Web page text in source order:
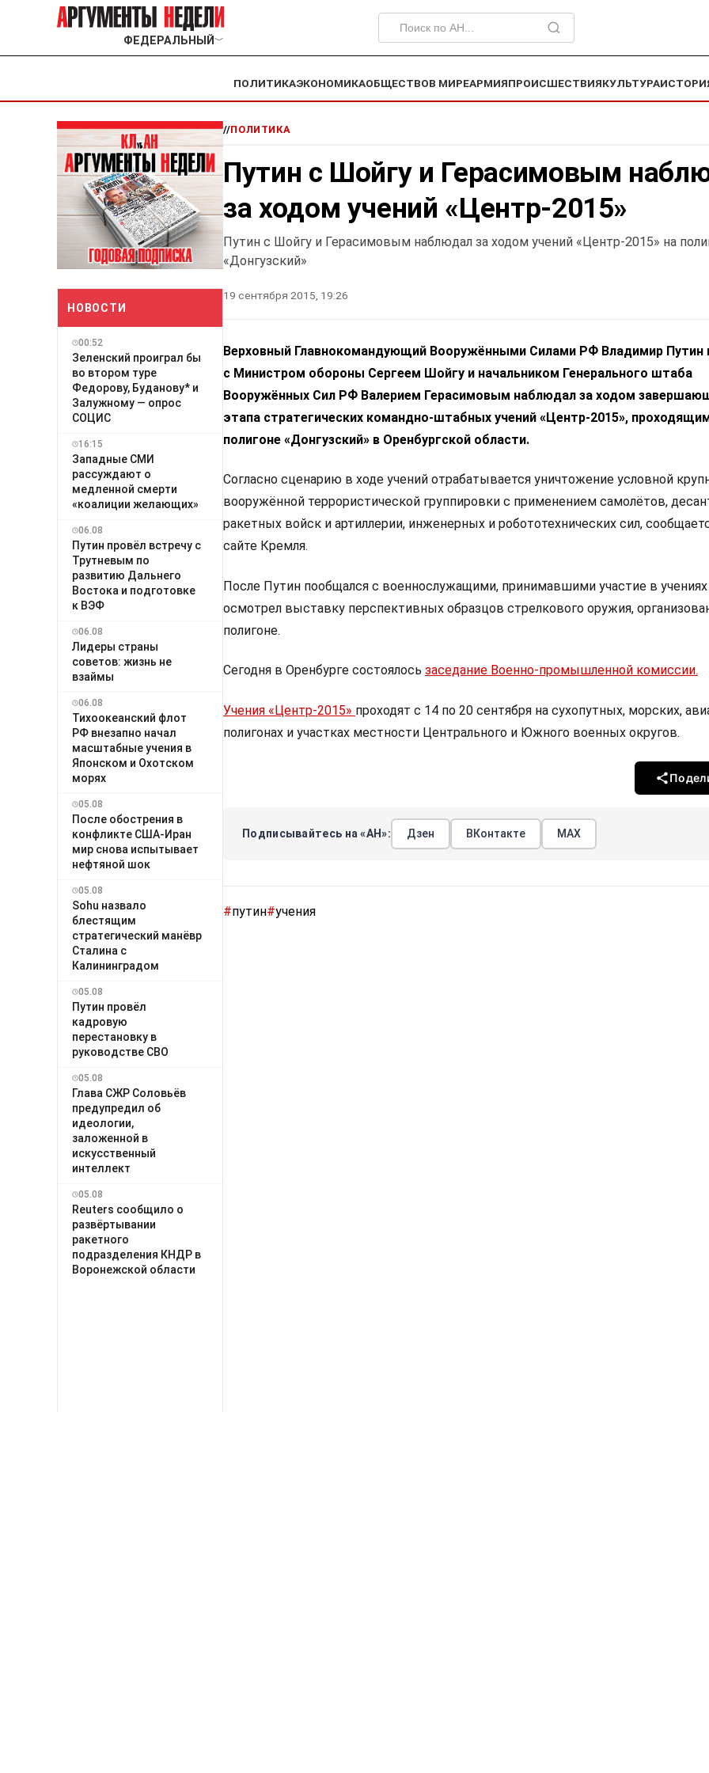
ФЕДЕРАЛЬНЫЙ ﹀
ПОЛИТИКАЭКОНОМИКАОБЩЕСТВОВ МИРЕАРМИЯПРОИСШЕСТВИЯКУЛЬТУРА
НОВОСТИ
00:52
Зеленский проиграл бы
во втором туре
Федорову, Буданову* и
Залужному — опрос
СОЦИС
16:15
Западные СМИ
рассуждают о
медленной смерти
«коалиции желающих»
06.08
Путин провёл встречу с
Трутневым по
развитию Дальнего
Востока и подготовке
к ВЭФ
06.08
Лидеры страны
советов: жизнь не
взаймы
06.08
Тихоокеанский флот
РФ внезапно начал
масштабные учения в
Японском и Охотском
морях
05.08
После обострения в
конфликте США-Иран
мир снова испытывает
нефтяной шок
05.08
Sohu назвало
блестящим
стратегический манёвр
Сталина с
Калининградом
05.08
Путин провёл
кадровую
перестановку в
руководстве СВО
05.08
Глава СЖР Соловьёв
предупредил об
идеологии,
заложенной в
искусственный
интеллект
05.08
Reuters сообщило о
развёртывании
ракетного
подразделения КНДР в
Воронежской области
//ПОЛИТИКА
Путин с Шойгу и Герасимовым
за ходом учений «Центр-2015»
Путин с Шойгу и Герасимовым наблюдал за ходом учений «Центр-2015» на
«Донгузский»
19 сентября 2015, 19:26
Верховный Главнокомандующий Вооружёнными Силами РФ Владимир Путин
с Министром обороны Сергеем Шойгу и начальником Генерального штаба
Вооружённых Сил РФ Валерием Герасимовым наблюдал за ходом
этапа стратегических командно-штабных учений «Центр-2015»,
полигоне «Донгузский» в Оренбургской области.
Согласно сценарию в ходе учений отрабатывается уничтожение условной
вооружённой террористической группировки с применением самолётов,
ракетных войск и артиллерии, инженерных и робототехнических сил,
сайте Кремля.
После Путин пообщался с военнослужащими, принимавшими участие в
осмотрел выставку перспективных образцов стрелкового оружия,
полигоне.
Сегодня в Оренбурге состоялось заседание Военно-промышленной комиссии.
Учения «Центр-2015» проходят с 14 по 20 сентября на сухопутных, морских,
полигонах и участках местности Центрального и Южного военных округов.
Подписывайтесь на «АН»: Дзен ВКонтакте МАХ
#путин#учения